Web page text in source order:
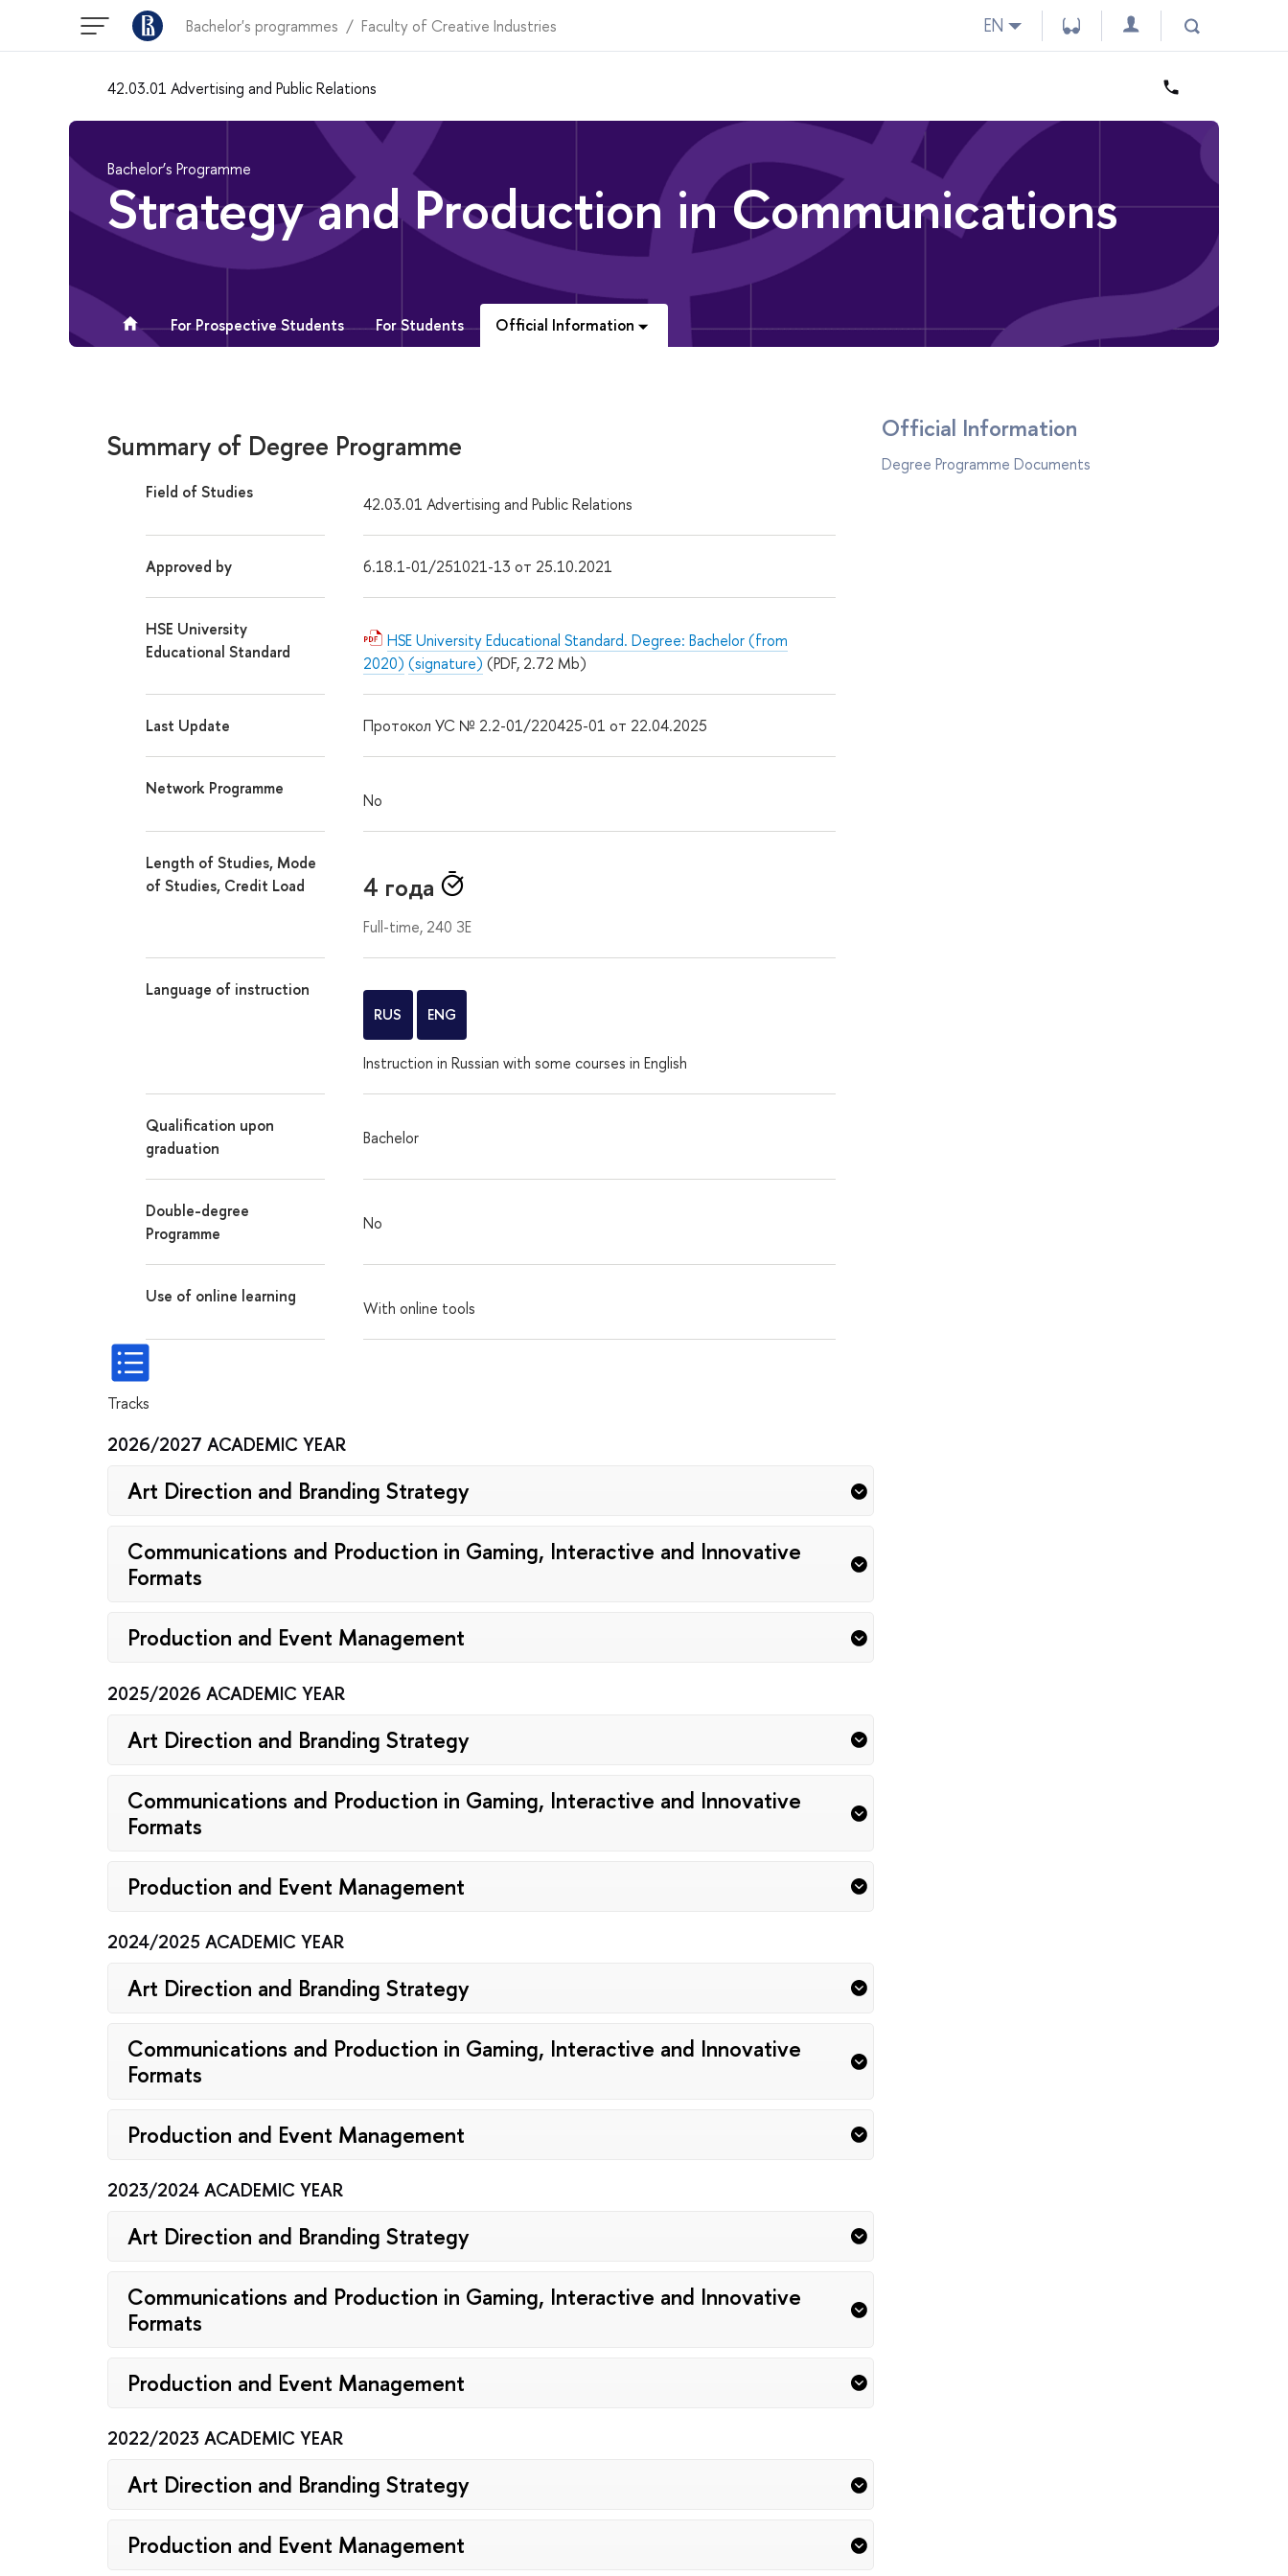
Bachelor's programmes Faculty of Creative Industries EN
42.03.01 Advertising and Public Relations
Bachelor’s Programme
Strategy and Production in Communications
For Prospective Students For Students Official Information
Summary of Degree Programme
Field of Studies
42.03.01 Advertising and Public Relations
Approved by 6.18.1-01/251021-13 от 25.10.2021
HSE University
Educational Standard
HSE University Educational Standard. Degree: Bachelor (from
2020) (signature) (PDF, 2.72 Mb)
Last Update Протокол УС № 2.2-01/220425-01 от 22.04.2025
Network Programme
No
Length of Studies, Mode
of Studies, Credit Load
4 года
Full-time, 240 ЗЕ
Language of instruction
RUS ENG
Instruction in Russian with some courses in English
Qualification upon
graduation
Bachelor
Double-degree
Programme
No
Use of online learning
With online tools
Tracks
2026/2027 ACADEMIC YEAR
Art Direction and Branding Strategy
Communications and Production in Gaming, Interactive and Innovative
Formats
Production and Event Management
2025/2026 ACADEMIC YEAR
Art Direction and Branding Strategy
Communications and Production in Gaming, Interactive and Innovative
Formats
Production and Event Management
2024/2025 ACADEMIC YEAR
Art Direction and Branding Strategy
Communications and Production in Gaming, Interactive and Innovative
Formats
Production and Event Management
2023/2024 ACADEMIC YEAR
Art Direction and Branding Strategy
Communications and Production in Gaming, Interactive and Innovative
Formats
Production and Event Management
2022/2023 ACADEMIC YEAR
Art Direction and Branding Strategy
Production and Event Management
Official Information
Degree Programme Documents